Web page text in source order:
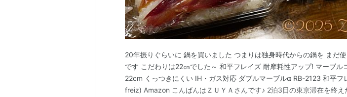
センチメンタルグラフティ―約束 (角川スニーカー
作者:大倉らいた,甲斐智久,マーカス
出版社/メーカー:角川書店
メディア:文庫
クリック: 9回
この商品を含むブログ (3件) を見る
20年振りぐらいに 鍋を買いました つまりは独身時代からの鍋を まだ
です こだわりは22㎝でした～ 和平フレイズ 耐摩耗性アップ! マーブル
22cm くっつきにくい IH・ガス対応 ダブルマーブルα RB-2123 和平フ
freiz) Amazon こんばんはＺＵＹＡさんです♪ 2泊3日の東京滞在を終え